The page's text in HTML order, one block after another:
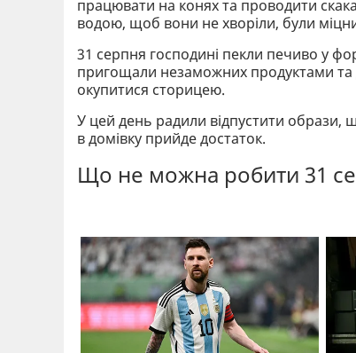
працювати на конях та проводити
водою, щоб вони не хворіли, були
31 серпня господині пекли печиво у
пригощали незаможних продуктами
окупитися сторицею.
У цей день радили відпустити образи,
в домівку прийде достаток.
Що не можна робити 31